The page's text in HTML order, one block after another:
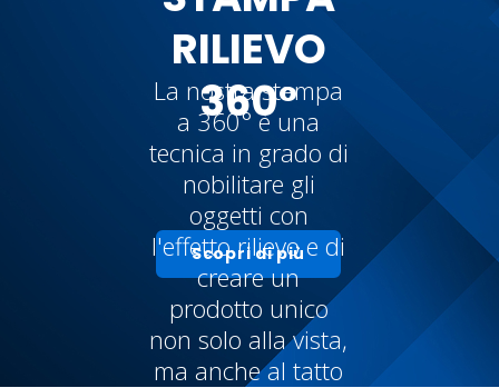
RILIEVO
360°
Scopri di più
La nostra stampa
a 360° è una
tecnica in grado di
nobilitare gli
oggetti con
l'effetto rilievo e di
creare un
prodotto unico
non solo alla vista,
ma anche al tatto